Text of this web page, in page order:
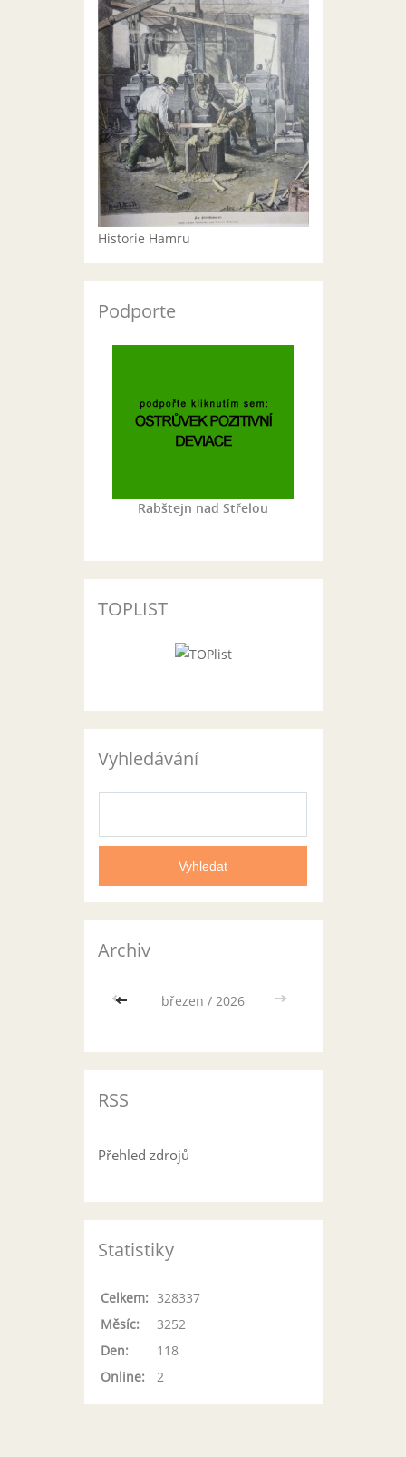
Historie Hamru
Podporte
Rabštejn nad Střelou
TOPLIST
Vyhledávání
Archiv
<< březen / 2026 >>
RSS
Přehled zdrojů
Statistiky
Online: 2
Celkem: 328337
Měsíc:
3252
Den:
118